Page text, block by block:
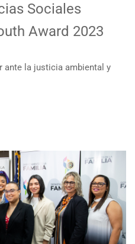
Sociales
Award 2023
ante la justicia ambiental y